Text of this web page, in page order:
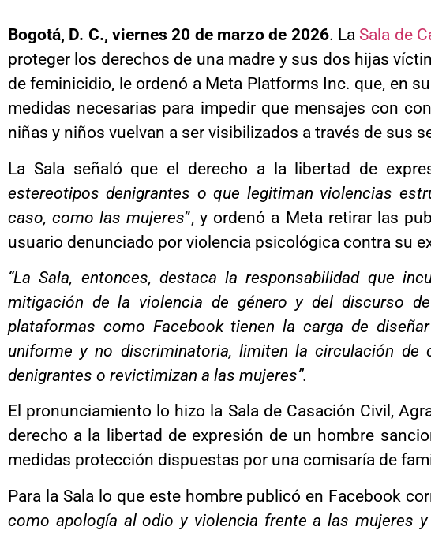
Bogotá, D. C., viernes 20 de marzo de 2026. LaSala de
proteger los derechos de una madre y sus dos hijas
de feminicidio, le ordenó a Meta Platforms Inc. que, en
medidas necesarias para impedir que mensajes con
niñas y niños vuelvan a ser visibilizados a través de sus
La Sala señaló que el derecho a la libertad de
estereotipos denigrantes o que legitiman violencias
caso, como las mujeres”, y ordenó a Meta retirar las
usuario denunciado por violencia psicológica contra su
“La Sala, entonces, destaca la responsabilidad que
mitigación de la violencia de género y del discurso
plataformas como Facebook tienen la carga de
uniforme y no discriminatoria, limiten la circulación de
denigrantes o revictimizan a las mujeres”.
El pronunciamiento lo hizo la Sala de Casación Civil,
derecho a la libertad de expresión de un hombre
medidas protección dispuestas por una comisaría de
Para la Sala lo que este hombre publicó en Facebook
como apología al odio y violencia frente a las mujeres